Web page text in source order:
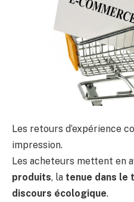
Les retours d’expérience
impression.
Les acheteurs mettent en
produits, la tenue dans le
discours écologique.